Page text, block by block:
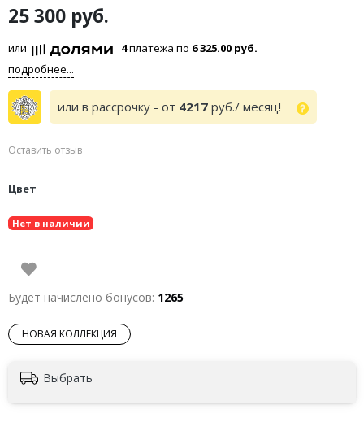
25 300 руб.
или 4платежа по 6 325.00 руб.
подробнее...
или в рассрочку - от 4217 руб./ месяц!
Оставить отзыв
Цвет
Нет в наличии
Будет начислено бонусов: 1265
НОВАЯ КОЛЛЕКЦИЯ
Выбрать
Балетки